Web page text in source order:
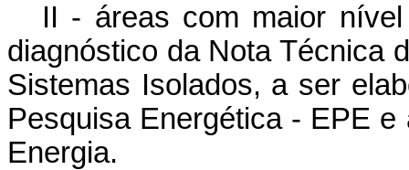
II - áreas com maior
diagnóstico da Nota Técnica
Sistemas Isolados, a ser
Pesquisa Energética - EPE
Energia.